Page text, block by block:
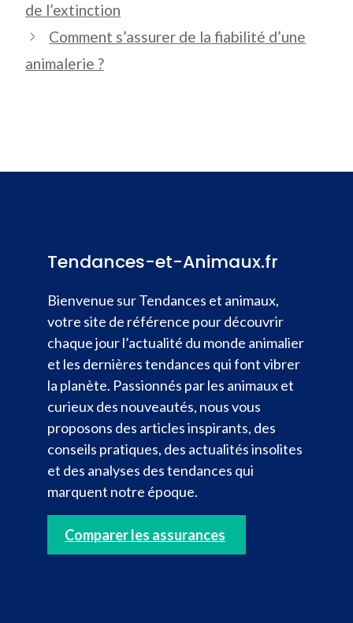
de l’extinction
Comment s’assurer de la fiabilité d’une
animalerie ?
Tendances-et-Animaux.fr
Bienvenue sur Tendances et animaux,
votre site de référence pour découvrir
chaque jour l’actualité du monde animalier
et les dernières tendances qui font vibrer
la planète. Passionnés par les animaux et
curieux des nouveautés, nous vous
proposons des articles inspirants, des
conseils pratiques, des actualités insolites
et des analyses des tendances qui
marquent notre époque.
Comparer les assurances